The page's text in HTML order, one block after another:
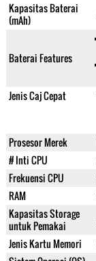
Kapasitas Baterai
(mAh)
Baterai Features
Jenis Caj Cepat
Prosesor Merek
# Inti CPU
Frekuensi CPU
RAM
Kapasitas Storage
untuk Pemakai
Jenis Kartu Memori